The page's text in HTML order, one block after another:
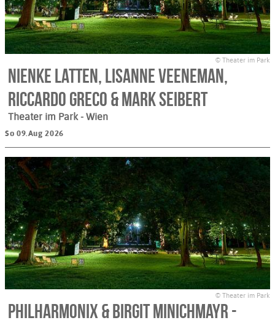
© Theater im Park
Nienke Latten, Lisanne Veeneman,
Riccardo Greco & Mark Seibert
Theater im Park- Wien
So 09.Aug 2026
© Theater im Park
Philharmonix & Birgit Minichmayr -